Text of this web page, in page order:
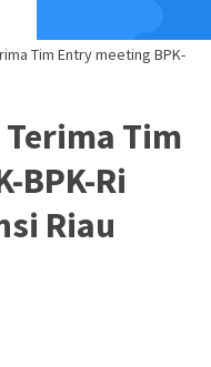
Tim Entry meeting BPK-
Tim
BPK-Ri
Riau